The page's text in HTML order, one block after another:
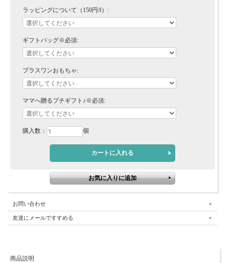
ラッピングについて（150円/f）:
ギフトバッグ※必須:
プラスワンおもちゃ:
ママへ贈るプチギフト♪※必須:
購入数： 個
お問い合わせ
友達にメールですすめる
商品説明